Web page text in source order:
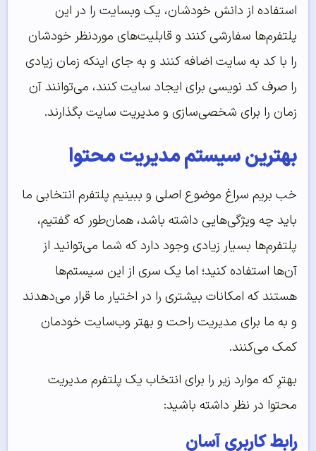
استفاده از دانش خودشان، یک وبسایت را در این
پلتفرم‌ها سفارشی کنند و قابلیت‌های موردنظر خودشان
را با کد به سایت اضافه کنند و به جای اینکه زمان زیادی
را صرف کد نویسی برای ایجاد سایت کنند، می‌توانند آن
زمان را برای شخصی‌سازی و مدیریت سایت بگذارند.
بهترین سیستم مدیریت محتوا
خب بریم سراغ موضوع اصلی و ببینیم پلتفرم انتخابی ما
باید چه ویژگی‌هایی داشته باشد، همان‌طور که گفتیم،
پلتفرم‌ها بسیار زیادی وجود دارد که شما می‌توانید از
آن‌ها استفاده کنید؛ اما یک سری از این سیستم‌ها
هستند که امکانات بیشتری را در اختیار ما قرار می‌دهدند
و به ما برای مدیریت راحت و بهتر وب‌سایت خودمان
کمک می‌کنند.
بهترِ که موارد زیر را برای انتخاب یک پلتفرم مدیریت
محتوا در نظر داشته باشید:
رابط کاربری آسان